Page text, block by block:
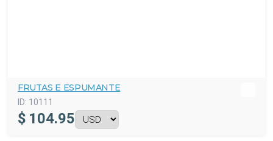
FRUTAS E ESPUMANTE
ID: 10111
$ 104.95